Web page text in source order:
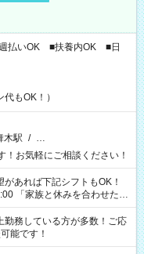
払いOK ■扶養内OK ■日
もOK！）
木駅 / …
お気軽にご相談ください！
せた
たい」 「できれば残業はし
。 ※Wワーク希望
務時間と、もう1つのお仕事
る場合は応募できません。
勤務している方が多数！ご応
能です！